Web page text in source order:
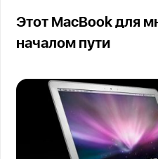
Этот MacBook для
началом пути